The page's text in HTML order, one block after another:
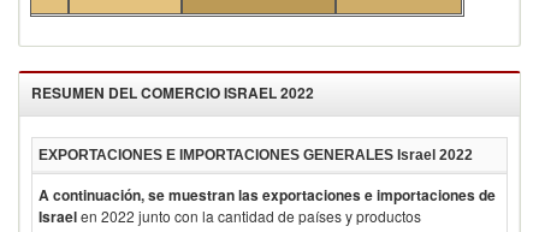
RESUMEN DEL COMERCIOISRAEL 2022
EXPORTACIONES E IMPORTACIONES GENERALES Israel 2022
A continuación, se muestran las exportaciones e importaciones de
Israelen 2022 junto con la cantidad de países y productos